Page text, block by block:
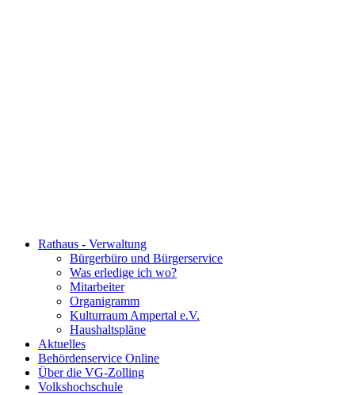
Rathaus - Verwaltung
Bürgerbüro und Bürgerservice
Was erledige ich wo?
Mitarbeiter
Organigramm
Kulturraum Ampertal e.V.
Haushaltspläne
Aktuelles
Behördenservice Online
Über die VG-Zolling
Volkshochschule